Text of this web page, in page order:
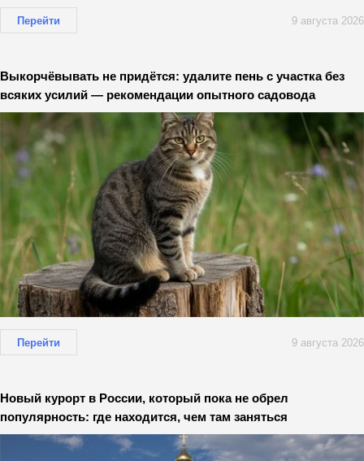
Перейти 9 августа 2026
Выкорчёвывать не придётся: удалите пень с участка без
всяких усилий — рекомендации опытного садовода
Перейти 9 августа 2026
Новый курорт в России, который пока не обрел
популярность: где находится, чем там заняться